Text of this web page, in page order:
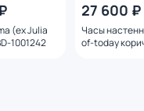
(ex Julia
1001242
27 600 ₽
Часы
of-today